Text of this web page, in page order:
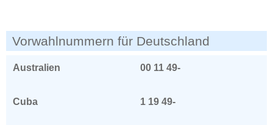
Vorwahlnummern für Deutschland
Australien 00 11 49-
Cuba 1 19 49-